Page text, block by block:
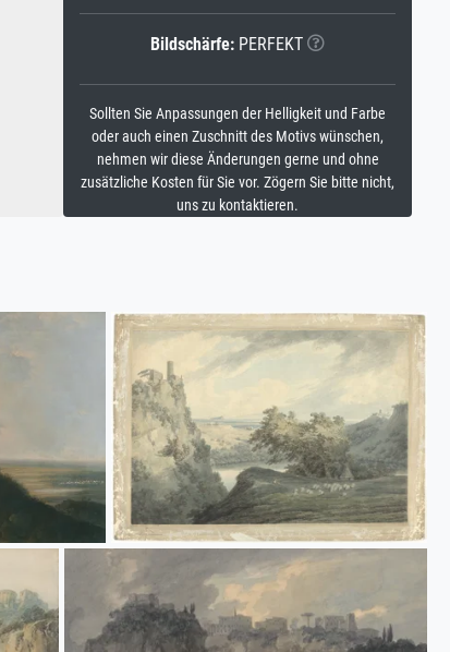
Bildschärfe: PERFEKT
Sollten Sie Anpassungen der Helligkeit und Farbe
oder auch einen Zuschnitt des Motivs wünschen,
nehmen wir diese Änderungen gerne und ohne
zusätzliche Kosten für Sie vor. Zögern Sie bitte nicht,
uns zu kontaktieren.